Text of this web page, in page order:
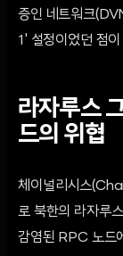
증인 네트워크
1' 설정이었던 점
라자루스
드의 위협
체이널리시스
로 북한의 라자루
감염된 RPC 노드